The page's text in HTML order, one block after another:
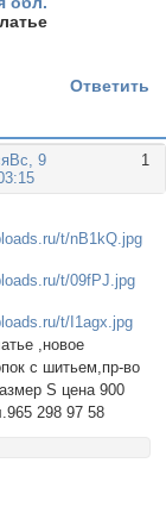
Ответить
1
Вс, 9
,новое
с шитьем,пр-во
S цена 900
298 97 58